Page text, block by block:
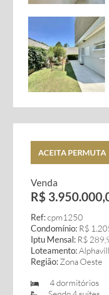
ACEITA PERMUTA
Venda
R$
Ref:cpm1250
Condomínio: R$
Iptu Mensal: R$
Loteamento:
Região: Zona Oeste
4 dormitórios